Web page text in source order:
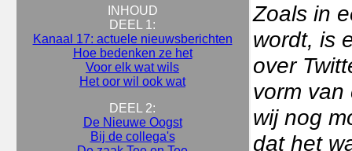
INHOUD
DEEL 1:
Kanaal 17: actuele nieuwsberichten
Hoe bedenken ze het
Voor elk wat wils
Het oor wil ook wat
DEEL 2:
De Nieuwe Oogst
Bij de collega's
Zoals in
wordt, is
over
vorm van
wij nog
dat het